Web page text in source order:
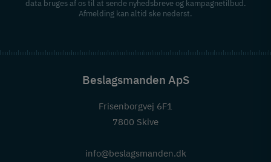
data bruges af os til at sende nyhedsbreve og kampagnetilbud.
Afmelding kan altid ske nederst.
Beslagsmanden ApS
Frisenborgvej 6F1
7800 Skive
info@beslagsmanden.dk